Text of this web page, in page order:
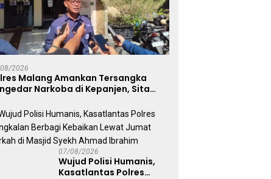
2026
Malang Amankan Tersangka
Narkoba di Kepanjen, Sita
07/08/2026
Wujud Polisi Humanis,
Kasatlantas Polres